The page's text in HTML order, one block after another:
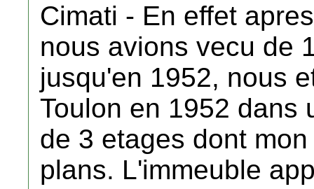
Cimati - En effet
nous avions vecu de
jusqu'en 1952, nous
Toulon en 1952 dans
de 3 etages dont
plans. L'immeuble